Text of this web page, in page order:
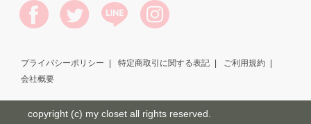
プライバシーポリシー 特定商取引に関する表記
ご利用規約
会社概要
copyright (c) my closet all rights reserved.